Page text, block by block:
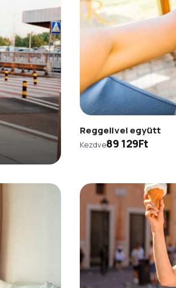
Reggelivel együtt
Kezdve89 129Ft